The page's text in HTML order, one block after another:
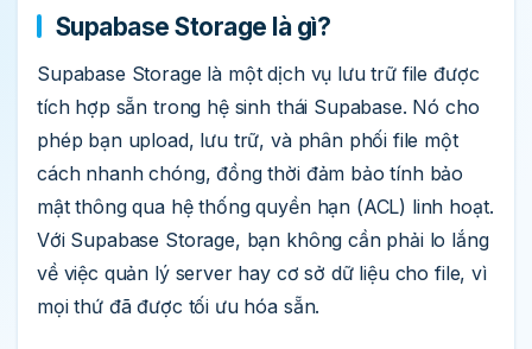
Supabase Storage là gì?
Supabase Storage là một dịch vụ lưu trữ file được
tích hợp sẵn trong hệ sinh thái Supabase. Nó cho
phép bạn upload, lưu trữ, và phân phối file một
cách nhanh chóng, đồng thời đảm bảo tính bảo
mật thông qua hệ thống quyền hạn (ACL) linh hoạt.
Với Supabase Storage, bạn không cần phải lo lắng
về việc quản lý server hay cơ sở dữ liệu cho file, vì
mọi thứ đã được tối ưu hóa sẵn.